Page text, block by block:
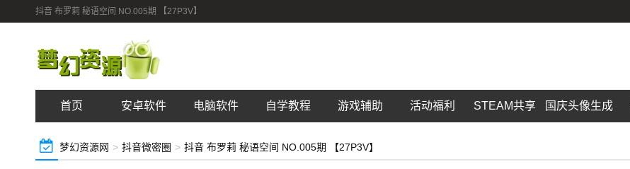
抖音 布罗莉 秘语空间 NO.005期 【27P3V】
首页 安卓软件 电脑软件 自学教程 游戏辅助 活动福利 STEAM共享 国庆头像生成
梦幻资源网 > 抖音微密圈 > 抖音 布罗莉 秘语空间 NO.005期 【27P3V】